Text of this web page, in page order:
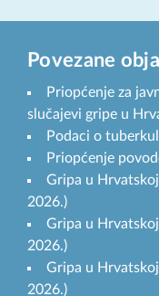
Povezane
Priopćenje za
slučajevi gripe u
Podaci o
Priopćenje
Gripa u
2026.)
Gripa u
2026.)
Gripa u
2026.)